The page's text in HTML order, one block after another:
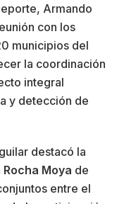
Armando
con los
municipios del
la coordinación
integral
y detección de
destacó la
Rocha Moya de
entre el